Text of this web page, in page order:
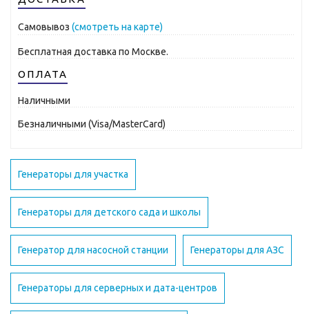
Самовывоз (смотреть на карте)
Бесплатная доставка по Москве.
ОПЛАТА
Наличными
Безналичными (Visa/MasterCard)
Генераторы для участка
Генераторы для детского сада и школы
Генератор для насосной станции Генераторы для АЗС
Генераторы для серверных и дата-центров